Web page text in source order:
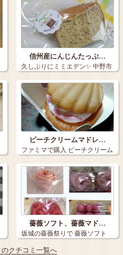
信州産にんじんたっぷ…
久しぶりにミミエデン✨ 中野市
にあるミ…
ピーチクリームマドレ…
ファミマで購入 ピーチクリーム
マドレー…
薔薇ソフト、薔薇マド…
坂城の薔薇祭りで 薔薇ソフト
薔薇マドレ…
クチコミ一覧へ